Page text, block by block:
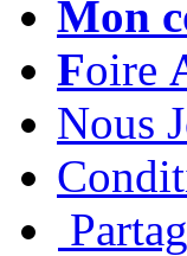
Mon
Foire
Nous